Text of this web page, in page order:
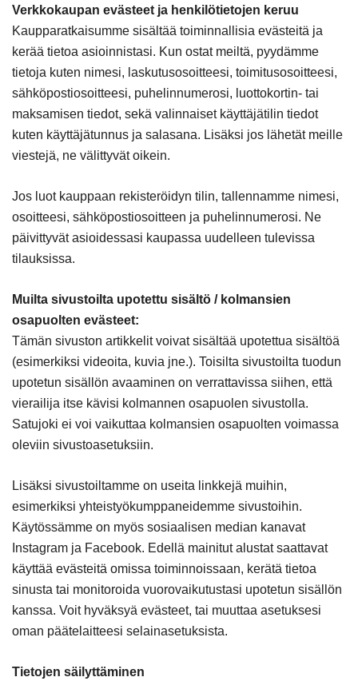
Verkkokaupan evästeet ja henkilötietojen keruu
Kaupparatkaisumme sisältää toiminnallisia evästeitä ja
kerää tietoa asioinnistasi. Kun ostat meiltä, pyydämme
tietoja kuten nimesi, laskutusosoitteesi, toimitusosoitteesi,
sähköpostiosoitteesi, puhelinnumerosi, luottokortin- tai
maksamisen tiedot, sekä valinnaiset käyttäjätilin tiedot
kuten käyttäjätunnus ja salasana. Lisäksi jos lähetät meille
viestejä, ne välittyvät oikein.
Jos luot kauppaan rekisteröidyn tilin, tallennamme nimesi,
osoitteesi, sähköpostiosoitteen ja puhelinnumerosi. Ne
päivittyvät asioidessasi kaupassa uudelleen tulevissa
tilauksissa.
Muilta sivustoilta upotettu sisältö / kolmansien
osapuolten evästeet:
Tämän sivuston artikkelit voivat sisältää upotettua sisältöä
(esimerkiksi videoita, kuvia jne.). Toisilta sivustoilta tuodun
upotetun sisällön avaaminen on verrattavissa siihen, että
vierailija itse kävisi kolmannen osapuolen sivustolla.
Satujoki ei voi vaikuttaa kolmansien osapuolten voimassa
oleviin sivustoasetuksiin.
Lisäksi sivustoiltamme on useita linkkejä muihin,
esimerkiksi yhteistyökumppaneidemme sivustoihin.
Käytössämme on myös sosiaalisen median kanavat
Instagram ja Facebook. Edellä mainitut alustat saattavat
käyttää evästeitä omissa toiminnoissaan, kerätä tietoa
sinusta tai monitoroida vuorovaikutustasi upotetun sisällön
kanssa. Voit hyväksyä evästeet, tai muuttaa asetuksesi
oman päätelaitteesi selainasetuksista.
Tietojen säilyttäminen